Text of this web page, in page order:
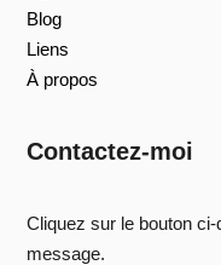
Blog
Liens
À propos
Contactez-moi
Cliquez sur le bouton
message.